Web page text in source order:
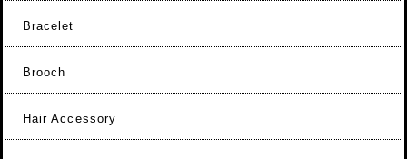
Bracelet
Brooch
Hair Accessory